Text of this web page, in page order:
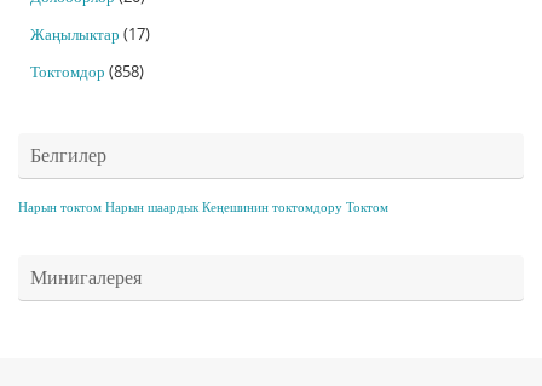
Жаңылыктар (17)
Токтомдор (858)
Белгилер
Нарын токтом Нарын шаардык Кеңешинин токтомдору Токтом
Минигалерея